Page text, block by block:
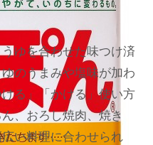
ゆを合わせた味つけ済
のうまみや塩味が加わ
る」「かける」使い方
、おろし焼肉、焼き
い料理に合わせられ